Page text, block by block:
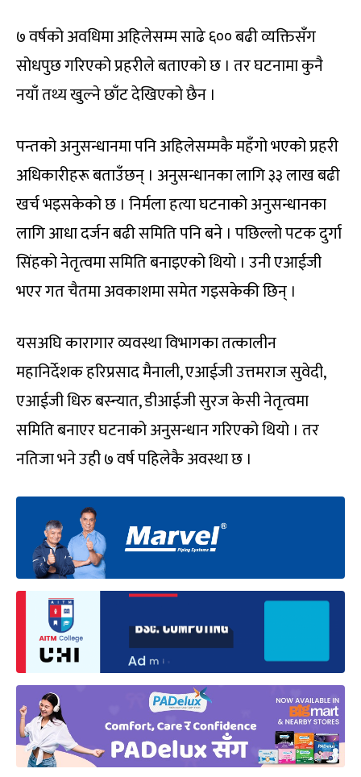
७ वर्षको अवधिमा अहिलेसम्म साढे ६०० बढी व्यक्तिसँग
सोधपुछ गरिएको प्रहरीले बताएको छ । तर घटनामा कुनै
नयाँ तथ्य खुल्ने छाँट देखिएको छैन ।
पन्तको अनुसन्धानमा पनि अहिलेसम्मकै महँगो भएको प्रहरी
अधिकारीहरू बताउँछन् । अनुसन्धानका लागि ३३ लाख बढी
खर्च भइसकेको छ । निर्मला हत्या घटनाको अनुसन्धानका
लागि आधा दर्जन बढी समिति पनि बने । पछिल्लो पटक दुर्गा
सिंहको नेतृत्वमा समिति बनाइएको थियो । उनी एआईजी
भएर गत चैतमा अवकाशमा समेत गइसकेकी छिन् ।
यसअघि कारागार व्यवस्था विभागका तत्कालीन
महानिर्देशक हरिप्रसाद मैनाली, एआईजी उत्तमराज सुवेदी,
एआईजी धिरु बस्न्यात, डीआईजी सुरज केसी नेतृत्वमा
समिति बनाएर घटनाको अनुसन्धान गरिएको थियो । तर
नतिजा भने उही ७ वर्ष पहिलेकै अवस्था छ ।